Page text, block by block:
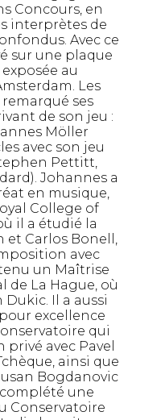
Concours, en
interprètes de
Avec ce
sur une plaque
au
Les
ses
de son jeu :
Möller
avec son jeu
Pettitt,
Johannes a
en musique,
College of
il a étudié la
et Carlos Bonell,
avec
un Maîtrise
de La Hague, où
Il a aussi
excellence
qui
privé avec Pavel
ainsi que
Bogdanovic
une
Conservatoire